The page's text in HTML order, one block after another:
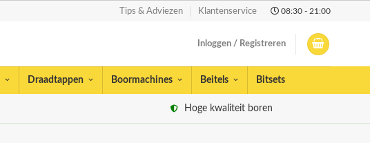
Tips & Adviezen Klantenservice 08:30 - 21:00
Inloggen / Registreren
Draadtappen Boormachines Beitels Bitsets
Hoge kwaliteit boren